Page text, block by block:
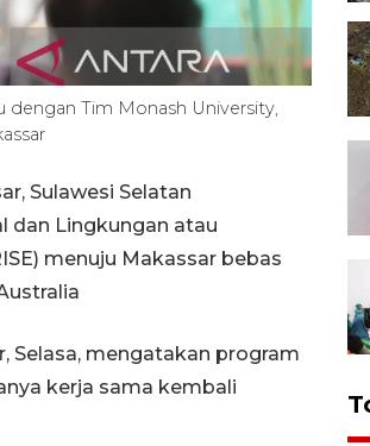
dengan Tim Monash University,
Sulawesi Selatan
dan Lingkungan atau
menuju Makassar bebas
Selasa, mengatakan program
kerja sama kembali